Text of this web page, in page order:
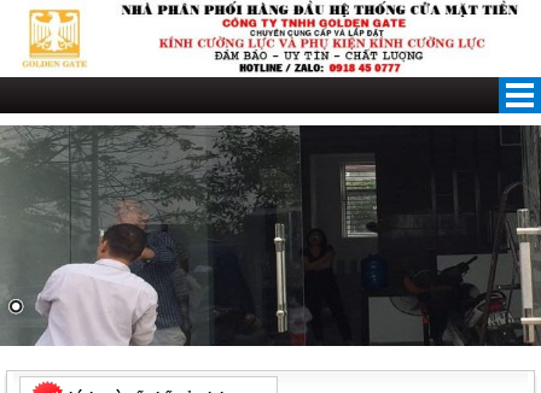
Skip
content